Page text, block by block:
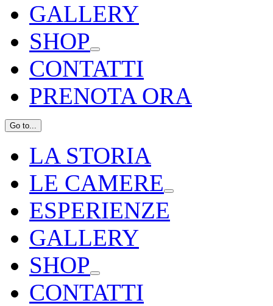
GALLERY
SHOP
CONTATTI
PRENOTA ORA
Go to...
LA STORIA
LE CAMERE
ESPERIENZE
GALLERY
SHOP
CONTATTI